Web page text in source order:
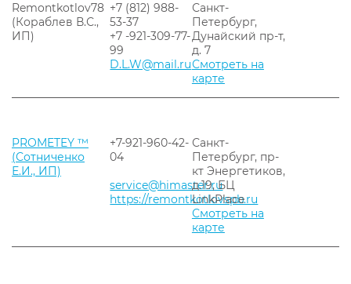
Remontkotlov78
(Кораблев В.С.,
ИП)
+7 (812) 988-
53-37
+7 -921-309-77-
99
D.L.W@mail.ru
Санкт-
Петербург,
Дунайский пр-т,
д. 7
Смотреть на
карте
PROMETEY ™
(Сотниченко
Е.И., ИП)
+7-921-960-42-
04
service@himaster.ru
https://remontkotlovspb.ru
Санкт-
Петербург, пр-
кт Энергетиков,
д.19, БЦ
LinkPlace
Смотреть на
карте